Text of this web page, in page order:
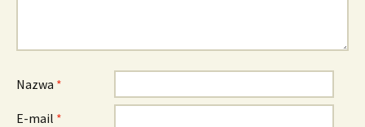
Nazwa *
E-mail *